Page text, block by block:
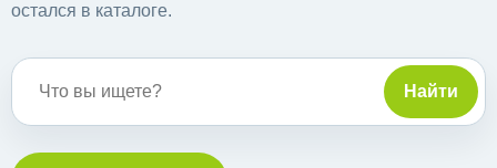
остался в каталоге.
Найти